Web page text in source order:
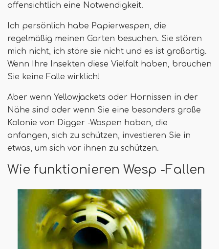
offensichtlich eine Notwendigkeit.
Ich persönlich habe Papierwespen, die
regelmäßig meinen Garten besuchen. Sie stören
mich nicht, ich störe sie nicht und es ist großartig.
Wenn Ihre Insekten diese Vielfalt haben, brauchen
Sie keine Falle wirklich!
Aber wenn Yellowjackets oder Hornissen in der
Nähe sind oder wenn Sie eine besonders große
Kolonie von Digger -Waspen haben, die
anfangen, sich zu schützen, investieren Sie in
etwas, um sich vor ihnen zu schützen.
Wie funktionieren Wesp -Fallen